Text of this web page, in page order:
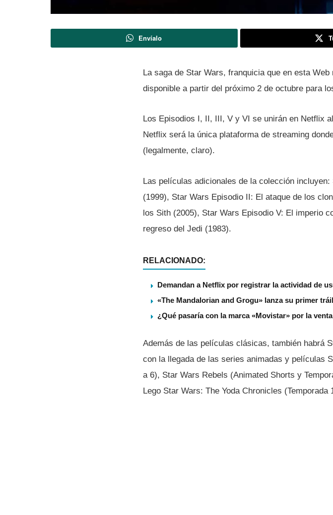
Envíalo
La saga de Star Wars, franquicia que en esta
disponible a partir del próximo 2 de octubre para
Los Episodios I, II, III, V y VI se unirán en Netflix
Netflix será la única plataforma de streaming
(legalmente, claro).
Las pelí­culas adicionales de la colección
(1999), Star Wars Episodio II: El ataque de los
los Sith (2005), Star Wars Episodio V: El imperio
regreso del Jedi (1983).
RELACIONADO:
Demandan a Netflix por registrar la actividad de
«The Mandalorian and Grogu» lanza su primer
¿Qué pasaría con la marca «Movistar» por la
Además de las pelí­culas clásicas, también habrá
con la llegada de las series animadas y pelí­culas
a 6), Star Wars Rebels (Animated Shorts y
Lego Star Wars: The Yoda Chronicles